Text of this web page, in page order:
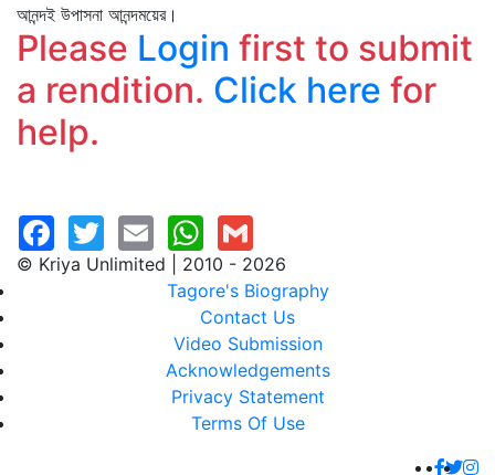
আনন্দই উপাসনা আনন্দময়ের।
Please Login first to submit
a rendition. Click here for
help.
© Kriya Unlimited | 2010 - 2026
Tagore's Biography
Contact Us
Video Submission
Acknowledgements
Privacy Statement
Terms Of Use